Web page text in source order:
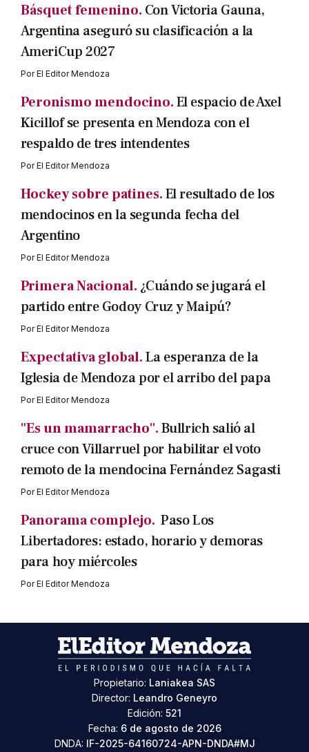
Básquet femenino. Con Victoria Gauna,
Argentina aseguró su clasificación a la
AmeriCup 2027
PorEl Editor Mendoza
Peronismo mendocino.El espacio de Axel
Kicillof se presenta en Mendoza con el
respaldo de tres intendentes
PorEl Editor Mendoza
Hockey sobre patines.El resultado de los
mendocinos en la segunda fecha del
Argentino
PorEl Editor Mendoza
Primera Nacional. ¿Cuándo se jugará el
partido entre Godoy Cruz y Maipú?
PorEl Editor Mendoza
Expectativa global.La esperanza de la
Iglesia de Mendoza por el arribo del papa
PorEl Editor Mendoza
"Es un mamarracho".Bullrich salió al
cruce con Villarruel por habilitar el voto
remoto de la mendocina Fernández Sagasti
PorEl Editor Mendoza
Panorama complejo. Paso Los
Libertadores: estado, horario y demoras
para hoy miércoles
PorEl Editor Mendoza
Propietario: Laniakea SAS
Director: Leandro Geneyro
Edición: 521
Fecha: 6 de agosto de 2026
DNDA: IF-2025-64160724-APN-DNDA#MJ